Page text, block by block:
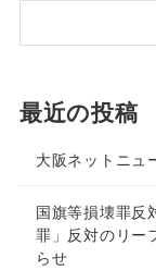
最近の投稿
大阪ネットニュ
国旗等損壊罪反
罪」反対のリー
らせ